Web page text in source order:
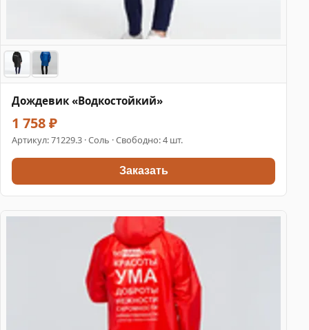
Дождевик «Водкостойкий»
1 758 ₽
Артикул:71229.3 · Соль · Свободно: 4 шт.
Заказать